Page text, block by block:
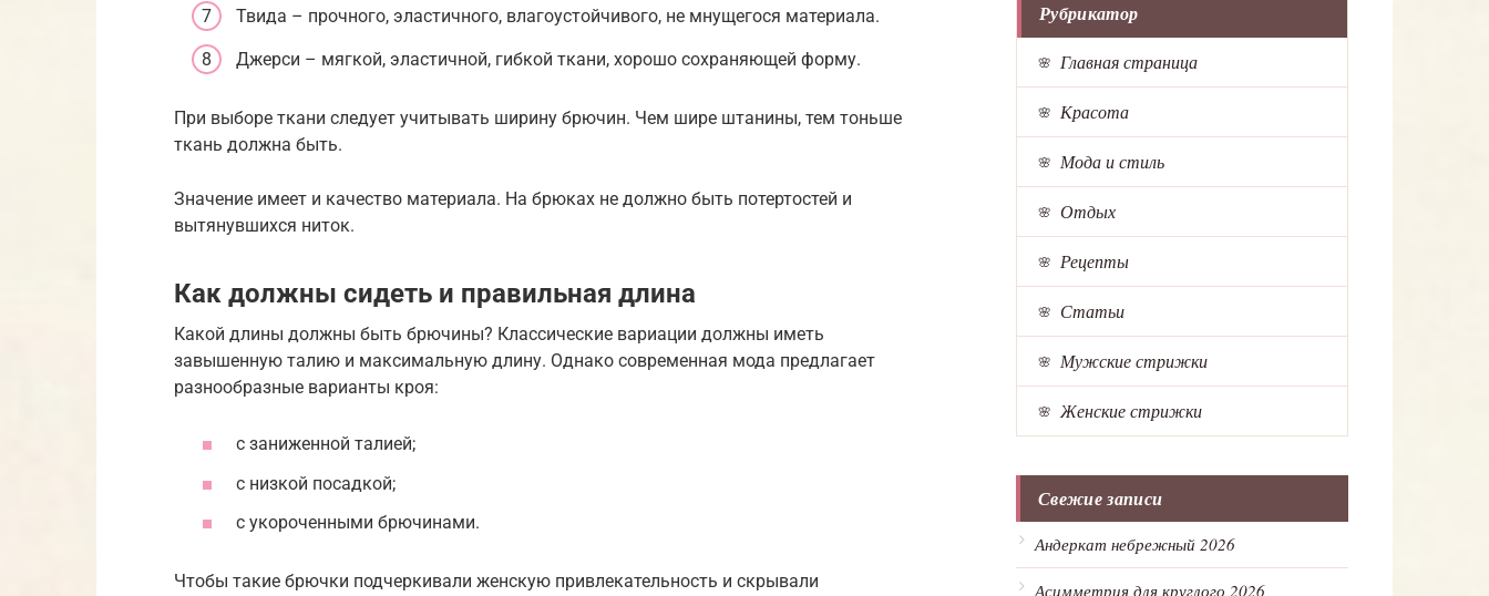
Твида – прочного, эластичного, влагоустойчивого, не мнущегося материала.
Джерси – мягкой, эластичной, гибкой ткани, хорошо сохраняющей форму.
При выборе ткани следует учитывать ширину брючин. Чем шире штанины, тем тоньше
ткань должна быть.
Значение имеет и качество материала. На брюках не должно быть потертостей и
вытянувшихся ниток.
Как должны сидеть и правильная длина
Какой длины должны быть брючины? Классические вариации должны иметь
завышенную талию и максимальную длину. Однако современная мода предлагает
разнообразные варианты кроя:
с заниженной талией;
с низкой посадкой;
с укороченными брючинами.
Чтобы такие брючки подчеркивали женскую привлекательность и скрывали
Рубрикатор
Главная страница
Красота
Мода и стиль
Отдых
Рецепты
Статьи
Мужские стрижки
Женские стрижки
Свежие записи
Андеркат небрежный 2026
Асимметрия для круглого 2026